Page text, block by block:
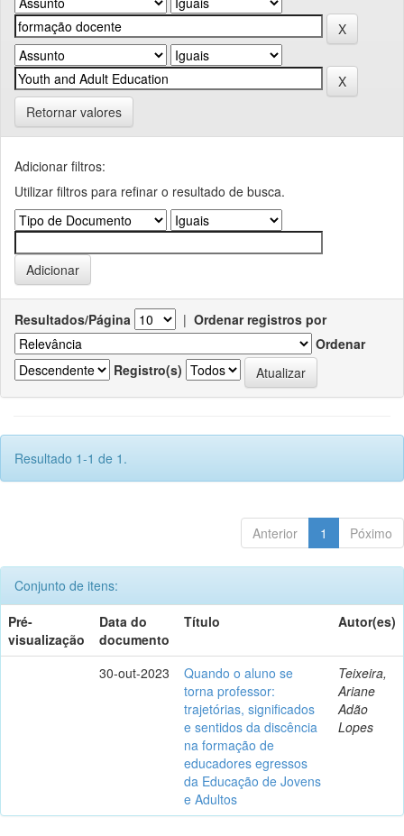
Retornar valores
Adicionar filtros:
Utilizar filtros para refinar o resultado de busca.
Resultados/Página | Ordenar registros por
Ordenar
Registro(s)
Resultado 1-1 de 1.
Anterior 1 Póximo
Conjunto de itens:
Pré-
visualização
Data do
documento
Título Autor(es)
30-out-2023
Quando o aluno se
torna professor:
trajetórias, significados
e sentidos da discência
na formação de
educadores egressos
da Educação de Jovens
e Adultos
Teixeira,
Ariane
Adão
Lopes